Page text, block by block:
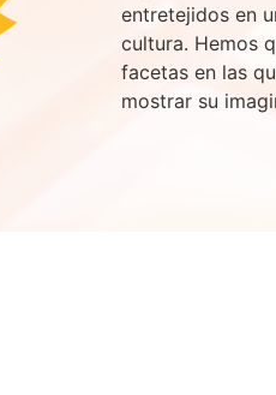
entretejidos en
cultura. Hemos
facetas en las
mostrar su